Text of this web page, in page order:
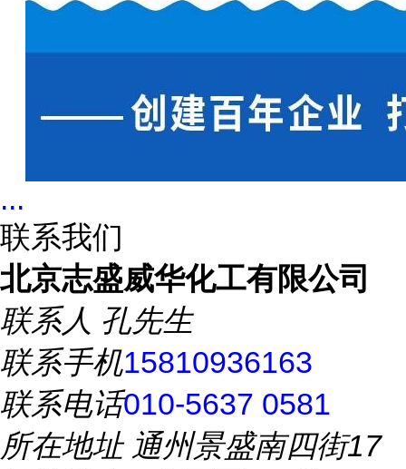
...
联系我们
北京志盛威华化工有限公司
联系人 孔先生
联系手机15810936163
联系电话010-5637 0581
所在地址通州景盛南四街17